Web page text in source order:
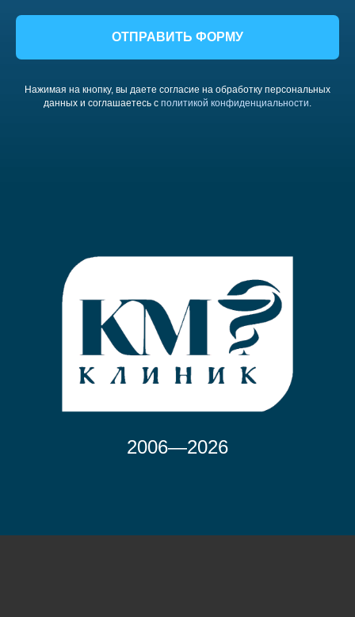
ОТПРАВИТЬ ФОРМУ
Нажимая на кнопку, вы даете согласие на обработку персональных
данных и соглашаетесь c политикой конфиденциальности
2006—2026